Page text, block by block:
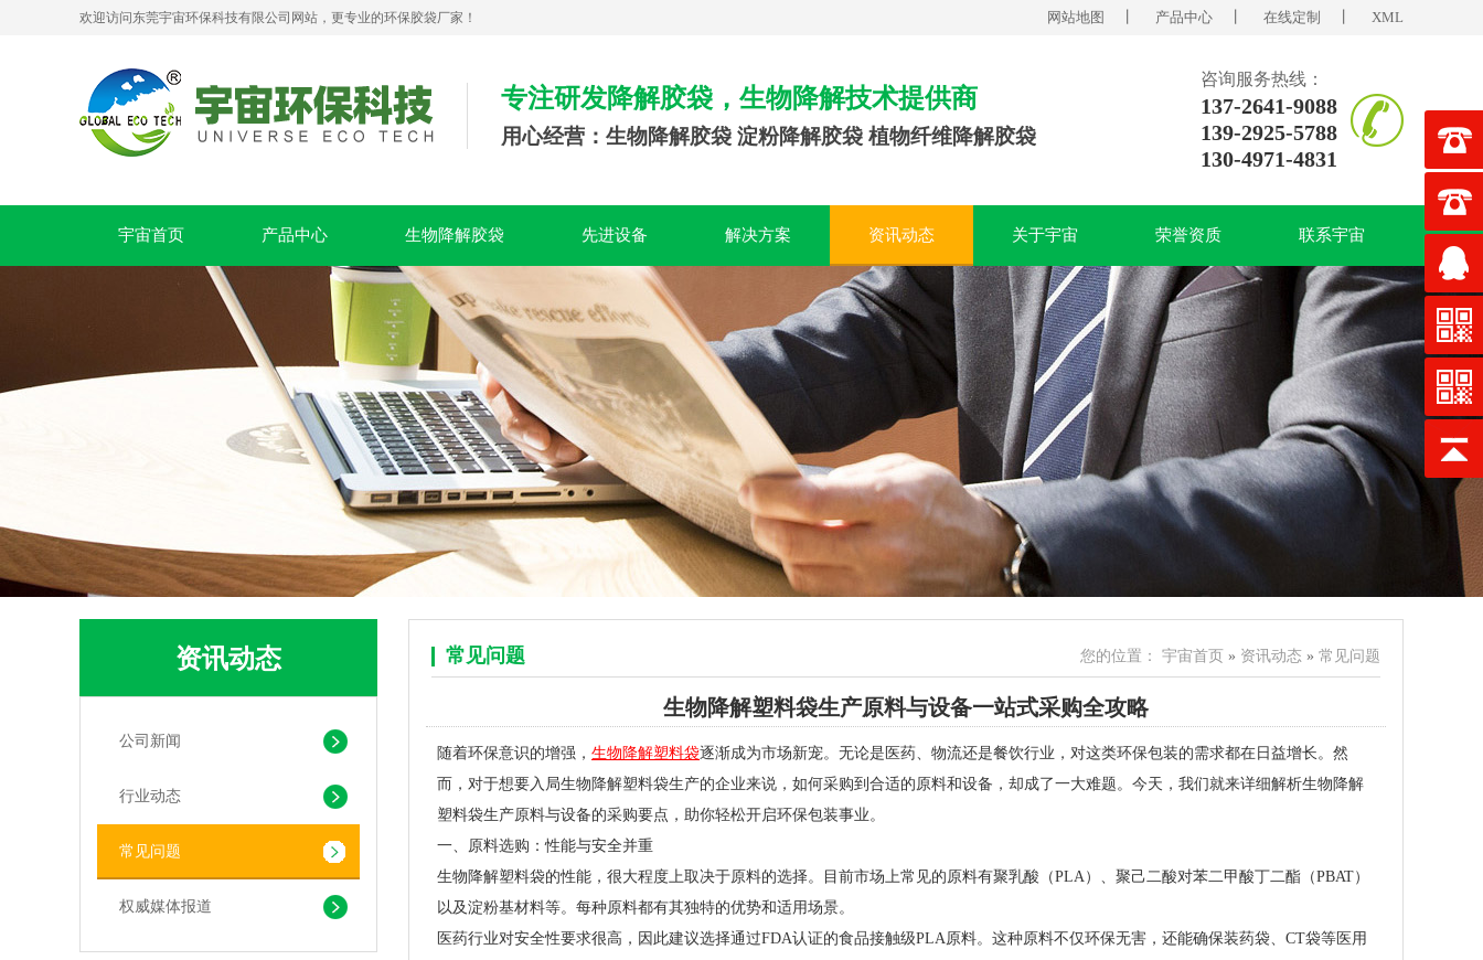
欢迎访问东莞宇宙环保科技有限公司网站，更专业的环保胶袋厂家！ 网站地图 产品中心 在线定制 XML
专注研发降解胶袋，生物降解技术提供商
用心经营：生物降解胶袋 淀粉降解胶袋 植物纤维降解胶袋
咨询服务热线：
137-2641-9088
139-2925-5788
130-4971-4831
宇宙首页 产品中心 生物降解胶袋 先进设备 解决方案 资讯动态 关于宇宙 荣誉资质 联系宇宙
资讯动态
公司新闻
行业动态
常见问题
权威媒体报道
PLA+PBAT全生物降解贴骨袋 密封包装袋 五金包装
可堆肥生物降解服装手挽袋 环保购物手提袋按需定制印刷
常见问题 您的位置： 宇宙首页 » 资讯动态 » 常见问题
生物降解塑料袋生产原料与设备一站式采购全攻略
随着环保意识的增强， 生物降解塑料袋逐渐成为市场新宠。无论是医药、物流还是餐饮行业，对这类环保包装的需求都在日益增长。然
而，对于想要入局生物降解塑料袋生产的企业来说，如何采购到合适的原料和设备，却成了一大难题。今天，我们就来详细解析生物降解
塑料袋生产原料与设备的采购要点，助你轻松开启环保包装事业。
一、原料选购：性能与安全并重
生物降解塑料袋的性能，很大程度上取决于原料的选择。目前市场上常见的原料有聚乳酸（PLA）、聚己二酸对苯二甲酸丁二酯（PBAT）
以及淀粉基材料等。每种原料都有其独特的优势和适用场景。
医药行业对安全性要求很高，因此建议选择通过FDA认证的食品接触级PLA原料。这种原料不仅环保无害，还能确保装药袋、CT袋等医用